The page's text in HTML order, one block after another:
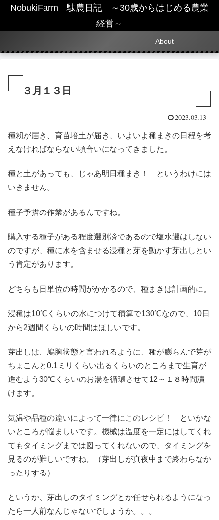
NobukiFarm 駄農日記 ～30歳からはじめる農業
経営～
About
３月１３日
2023.03.13
種籾が届き、育苗培土が届き、いよいよ種まきの日程を考
えなければならない頃合いになってきました。
種と土があっても、じゃあ明日種まき！ というわけには
いきません。
種子予措の作業があるんですね。
購入する種子がある程度選別済であるので塩水選はしない
のですが、種に水を含ませる浸種と芽を動かす芽出しとい
う肯定があります。
どちらも日単位の時間がかかるので、種まきは計画的に。
浸種は10℃くらいの水につけて積算で130℃なので、10日
から2週間くらいの時間はほしいです。
芽出しは、鳩胸状態と言われるように、種が膨らんで芽が
ちょこんと0.1ミリくらい出るくらいのところまで生育が
進むよう30℃くらいのお湯を循環させて12～１８時間漬
けます。
気温や品種の違いによって一律にこのレシピ！ といかな
いところが悩ましいです。機械は温度を一定にはしてくれ
てもタイミングまでは図ってくれないので、タイミングを
見るのが難しいですね。（芽出しが真夜中まで終わらなか
ったりする）
というか、芽出しのタイミングとか任せられるようになっ
たら一人前なんじゃないでしょうか。。。